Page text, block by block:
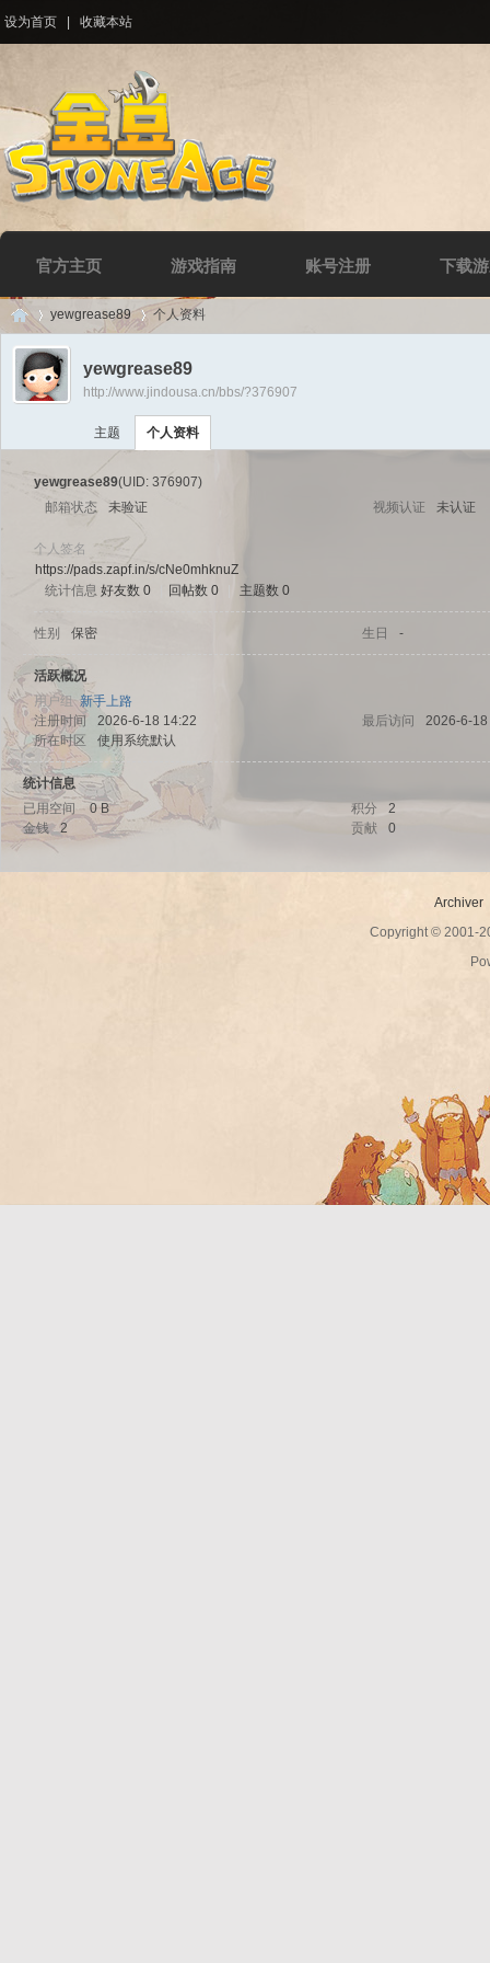
设为首页 收藏本站
官方主页 游戏指南 账号注册 下载
Di
uz!
›
yewgrease89 个人资料
yewgrease89
http://www.jindousa.cn/bbs/?376907
主题 个人资料
yewgrease89(UID: 376907)
邮箱状态
未验证 视频认证 未认证
个人签名
https://pads.zapf.in/s/cNe0mhknuZ
统计信息 好友数 0 回帖数 0 主题数 0
性别 保密 生日 -
活跃概况
用户组 新手上路
注册时间
2026-6-18 14:22 最后访问
2026-6-
所在时区
使用系统默认
统计信息
已用空间
0 B 积分
2
金钱
2 贡献 0
Archiver
Copyright © 2001-